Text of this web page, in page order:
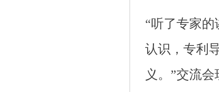
“听了专家
认识，专利
义。”交流